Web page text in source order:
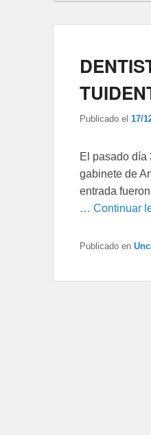
Publicado el 17/
El pasado día
gabinete de
entrada
… Continuar
Publicado en